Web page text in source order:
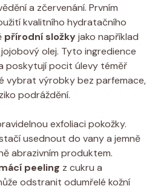
​a zčervenání.⁢ Prvním
⁣kvalitního hydratačního⁤
přírodní složkyjako například
olej. Tyto ⁤ingredience
poskytují pocit úlevy téměř
vybrat výrobky bez‍ parfemace,
podráždění.
exfoliaci pokožky.⁢
⁣usednout do vany a ‍jemně
abrazivním produktem.⁤
peeling z cukru a‍
odstranit odumřelé⁢ kožní⁣